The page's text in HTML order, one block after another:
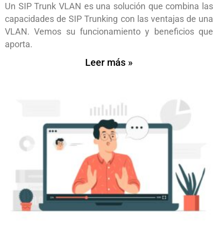
Un SIP Trunk VLAN es una solución que combina las
capacidades de SIP Trunking con las ventajas de una
VLAN. Vemos su funcionamiento y beneficios que
aporta.
Leer más »